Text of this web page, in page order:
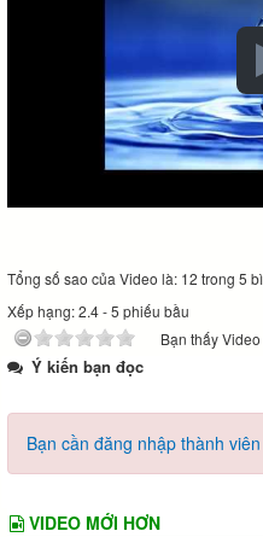
Tổng số sao của Video là: 12 trong 5
Xếp hạng:2.4-5 phiếu bầu
Bạn thấy
Ý kiến bạn đọc
Bạn cần đăng nhập thành
VIDEO MỚI HƠN